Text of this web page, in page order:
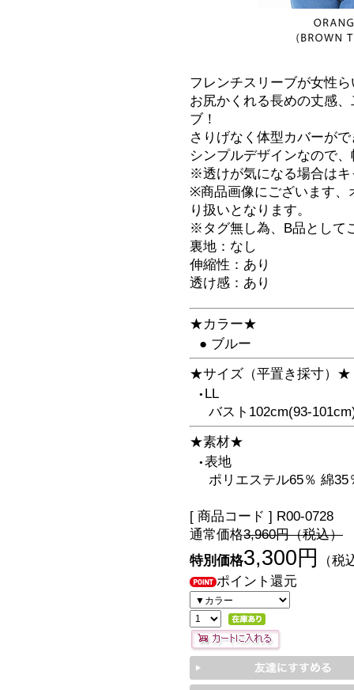
フレンチスリーブが女性
お尻かくれる長めの丈感
ブ！
さりげなく体型カバーが
シンプルデザインなので
※透けが気になる場合は
※商品画像にございます、
り扱いとなります。
※タグ無し為、B品として
裏地：なし
伸縮性：あり
透け感：あり
★カラー★
● ブルー
★サイズ（平置き採寸）★
●
LL
バスト102cm(93-
★素材★
● 表地
ポリエステル65％ 綿35
[ 商品コード ] R00-0728
通常価格3,960円（税込）
特別価格3,300円
（税
ポイント還元